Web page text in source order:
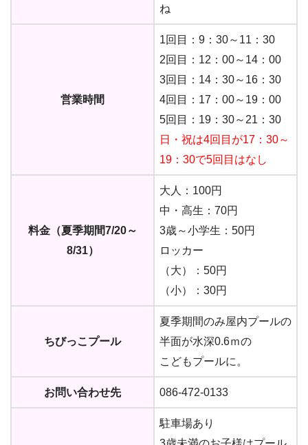
ね
営業時間
1回目：9：30～11：30
2回目：12：00～14：00
3回目：14：30～16：30
4回目：17：00～19：00
5回目：19：30～21：30
日・祝は4回目が17：30～
19：30で5回目はなし
料金（夏季期間7/20～
8/31）
大人：100円
中・高生：70円
3歳～小学生：50円
ロッカー
（大）：50円
（小）：30円
ちびっこプール
夏季期間のみ屋内プールの
半面が水深0.6ｍの
こどもプールに。
お問い合わせ先 086-472-0133
駐車場あり